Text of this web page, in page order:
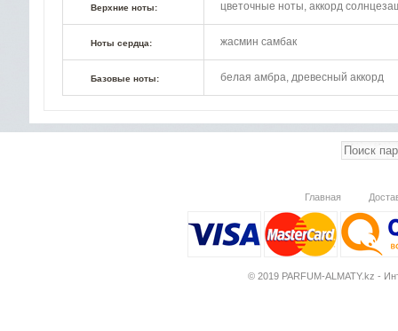
Верхние ноты: цветочные ноты, аккорд
Ноты сердца: жасмин самбак
Базовые ноты: белая амбра, древесный аккорд
Главная
© 2019 PARFUM-ALMATY.kz -